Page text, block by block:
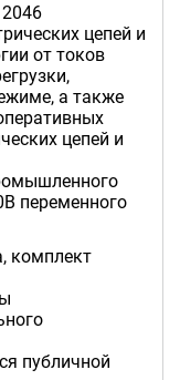
цепей и
от токов
а также
цепей и
переменного
комплект
публичной